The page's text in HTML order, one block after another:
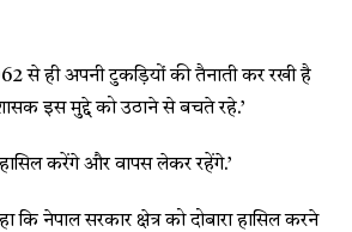
से ही अपनी टुकड़ियों की तैनाती कर रखी है
इस मुद्दे को उठाने से बचते रहे.’
हासिल करेंगे और वापस लेकर रहेंगे.’
कि नेपाल सरकार क्षेत्र को दोबारा हासिल करने